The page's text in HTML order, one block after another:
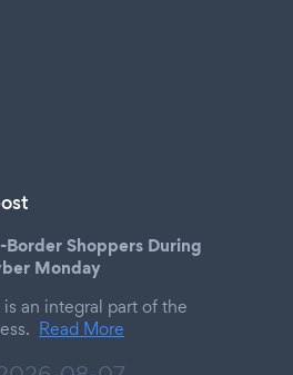
Shoppers During
Monday
an integral part of the
Read More